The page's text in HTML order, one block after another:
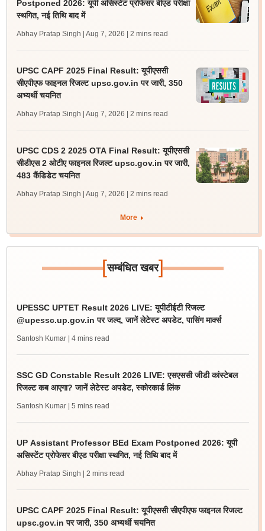
Postponed 2026: यूपी असिस्टेंट प्रोफेसर बीएड परीक्षा
स्थगित, नई तिथि बाद में
Abhay Pratap Singh | Aug 7, 2026 | 2 mins read
UPSC CAPF 2025 Final Result: यूपीएससी
सीएपीएफ फाइनल रिजल्ट upsc.gov.in पर जारी, 350
अभ्यर्थी चयनित
Abhay Pratap Singh | Aug 7, 2026 | 2 mins read
UPSC CDS 2 2025 OTA Final Result: यूपीएससी
सीडीएस 2 ओटीए फाइनल रिजल्ट upsc.gov.in पर जारी,
483 कैंडिडेट चयनित
Abhay Pratap Singh | Aug 7, 2026 | 2 mins read
More
[सम्बंधित खबर]
UPESSC UPTET Result 2026 LIVE: यूपीटीईटी रिजल्ट
@upessc.up.gov.in पर जल्द, जानें लेटेस्ट अपडेट, पासिंग मार्क्स
Santosh Kumar | 4 mins read
SSC GD Constable Result 2026 LIVE: एसएससी जीडी कांस्टेबल
रिजल्ट कब आएगा? जानें लेटेस्ट अपडेट, स्कोरकार्ड लिंक
Santosh Kumar | 5 mins read
UP Assistant Professor BEd Exam Postponed 2026: यूपी
असिस्टेंट प्रोफेसर बीएड परीक्षा स्थगित, नई तिथि बाद में
Abhay Pratap Singh | 2 mins read
UPSC CAPF 2025 Final Result: यूपीएससी सीएपीएफ फाइनल रिजल्ट
upsc.gov.in पर जारी, 350 अभ्यर्थी चयनित